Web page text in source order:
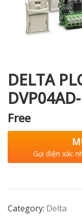
DELTA
Free
Gọi điện xác
Category: Delta